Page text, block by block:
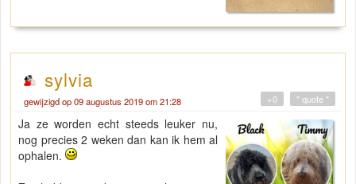
sylvia
gewijzigd op 09 augustus 2019 om 21:28 " quote "
+0
Ja ze worden echt steeds leuker nu,
nog precies 2 weken dan kan ik hem al
ophalen.